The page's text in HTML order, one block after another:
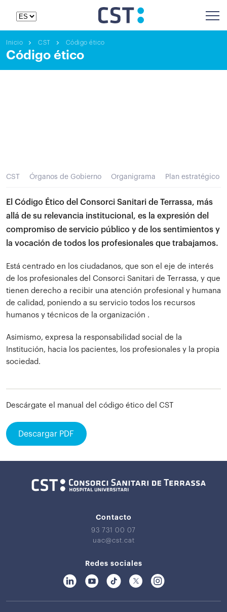
Inicio CST Código ético
Código ético
CST Órganos de Gobierno Organigrama Plan estratégico
El Código Ético del Consorci Sanitari de Terrassa, más
allá de su relevancia institucional, es la expresión del
compromiso de servicio público y de los sentimientos y
la vocación de todos los profesionales que trabajamos.
Está centrado en los ciudadanos, que son el eje de interés
de los profesionales del Consorci Sanitari de Terrassa, y que
tienen derecho a recibir una atención profesional y humana
de calidad, poniendo a su servicio todos los recursos
humanos y técnicos de la organización .
Asimismo, expresa la responsabilidad social de la
Institución, hacia los pacientes, los profesionales y la propia
sociedad.
Descárgate el manual del código ético del CST
Descargar PDF
Contacto
93 731 00 07
uac@cst.cat
Redes sociales